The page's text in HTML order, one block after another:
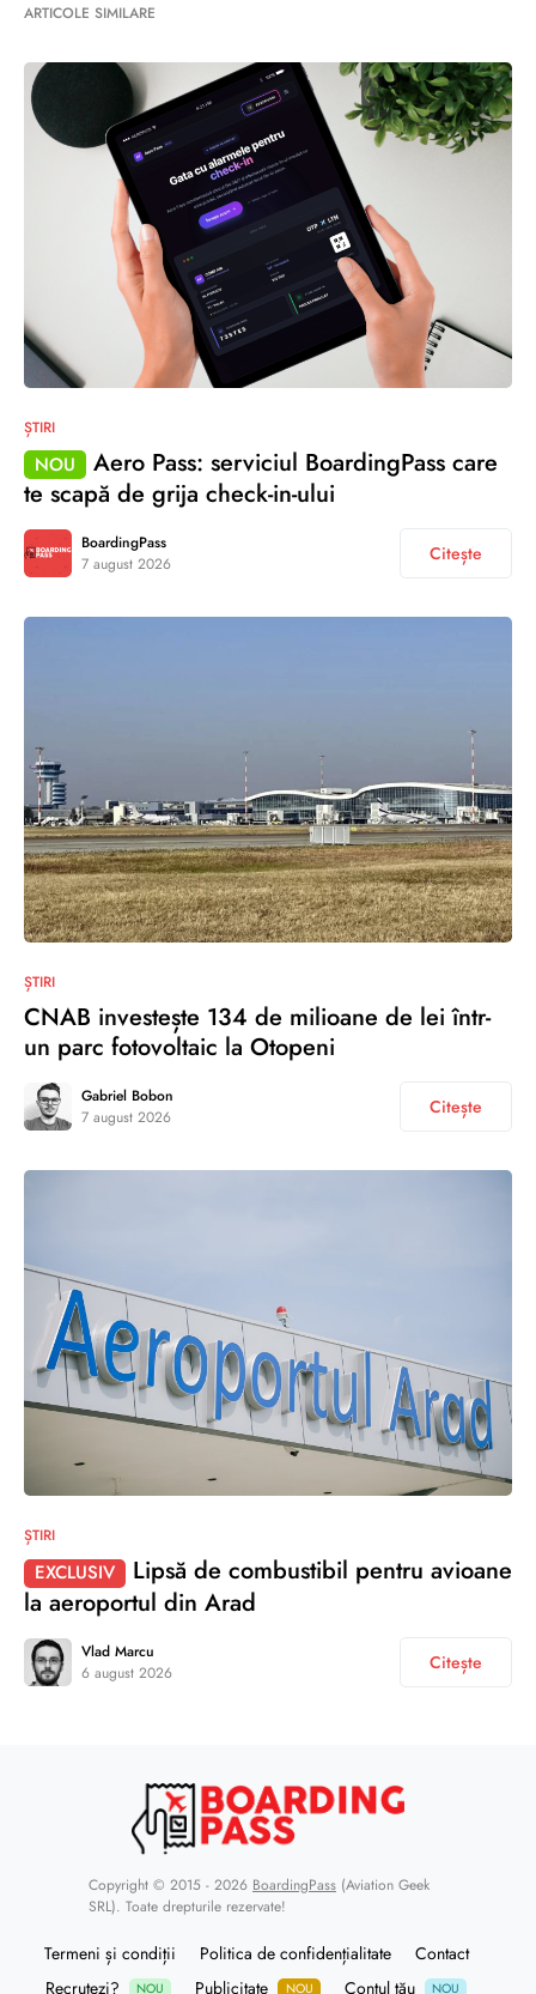
ARTICOLE SIMILARE
ȘTIRI
NOU
Aero Pass: serviciul BoardingPass care
te scapă de grija check-in-ului
BoardingPass
7 august 2026
Citește
ȘTIRI
CNAB investește 134 de milioane de lei într-
un parc fotovoltaic la Otopeni
Gabriel Bobon
7 august 2026
Citește
ȘTIRI
EXCLUSIV
Lipsă de combustibil pentru avioane
la aeroportul din Arad
Vlad Marcu
6 august 2026
Citește
Copyright © 2015 - 2026 BoardingPass (Aviation Geek
SRL). Toate drepturile rezervate!
Termeni și condiții Politica de confidențialitate
Contact
Recrutezi?
NOU Publicitate NOU Contul tău NOU